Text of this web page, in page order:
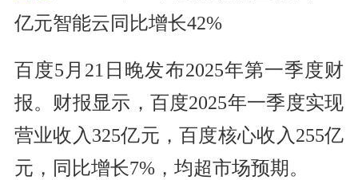
亿元智能云同比增长42%
百度5月21日晚发布2025年第一季度财
报。财报显示，百度2025年一季度实现
营业收入325亿元，百度核心收入255亿
元，同比增长7%，均超市场预期。